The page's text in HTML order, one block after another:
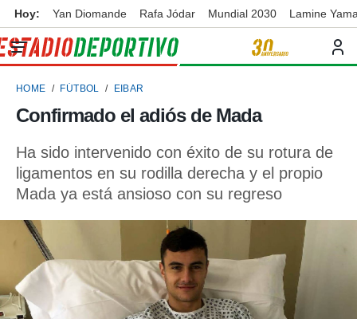
de
por
para
que se
calidad.
a este
las
y
digital
basada
Hoy: Yan Diomande Rafa Jódar Mundial 2030 Lamine
HOME FÚTBOL EIBAR
Confirmado el adiós de Mada
Ha sido intervenido con éxito de su rotura de
ligamentos en su rodilla derecha y el propio
Mada ya está ansioso con su regreso